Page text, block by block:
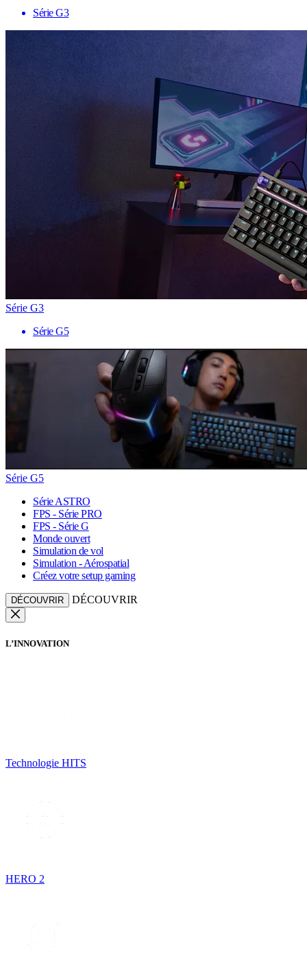
Série G3
Série G3
Série G5
Série G5
Série ASTRO
FPS - Série PRO
FPS - Série G
Monde ouvert
Simulation de vol
Simulation - Aérospatial
Créez votre setup gaming
DÉCOUVRIR DÉCOUVRIR
L’INNOVATION
Technologie HITS
HERO 2